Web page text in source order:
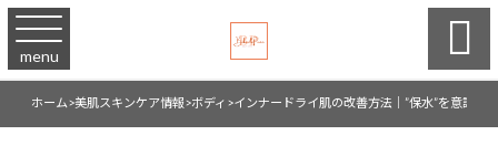
menu 
ホーム>美肌スキンケア情報>ボディ>インナードライ肌の改善方法｜”保水”を意識す